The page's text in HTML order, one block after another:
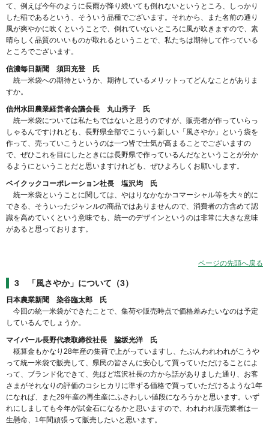
て、例えば今年のように長雨が降り続いても倒れないというところ、しっかり
した稲であるという、そういう品種でございます。それから、また名前の通り
風が爽やかに吹くということで、倒れていないところに風が吹きますので、素
晴らしく品質のいいものが取れるということで、私たちは期待して作っている
ところでございます。
信濃毎日新聞 須田充登 氏
統一米袋への期待というか、期待しているメリットってどんなことがありま
すか。
信州水田農業経営者会議会長 丸山秀子 氏
統一米袋については私たちではないと思うのですが、販売者が作っていらっ
しゃるんですけれども、長野県全部でこういう新しい「風さやか」という袋を
作って、売っていこうというのは一つ皆で士気が高まることでございますの
で、ぜひこれを目にしたときには長野県で作っているんだなということが分か
るようにということだと思いますけれども、ぜひよろしくお願いします。
ベイクックコーポレーション社長 塩沢均 氏
統一米袋ということに関しては、やはりなかなかコマーシャル等を大々的に
できる、そういったジャンルの商品ではありませんので、消費者の方含めて認
識を高めていくという意味でも、統一のデザインというのは非常に大きな意味
があると思っております。
ページの先頭へ戻る
3 「風さやか」について（3）
日本農業新聞 染谷臨太郎 氏
今回の統一米袋ができたことで、集荷や販売時点で価格差みたいなのは予定
しているんでしょうか。
マイパール長野代表取締役社長 脇坂光洋 氏
概算金もかなり28年産の集荷で上がっていますし、たぶんわれわれがこうや
って統一米袋で販売して、県民の皆さんに安心して買っていただけることによ
って、ブランド化できて、先ほど塩沢社長の方から話がありました通り、お客
さまがそれなりの評価のコシヒカリに準ずる価格で買っていただけるような1年
になれば、また29年産の再生産にふさわしい値段になろうかと思います。いず
れにしましても今年が試金石になるかと思いますので、われわれ販売業者は一
生懸命、1年間頑張って販売したいと思います。